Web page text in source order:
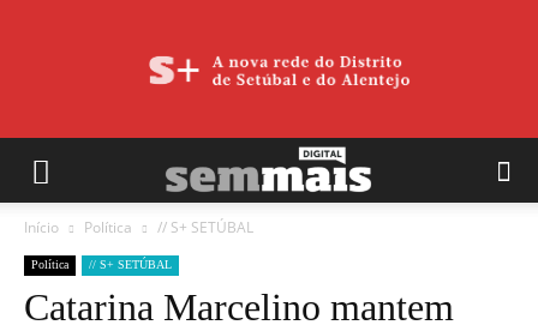
Início Política // S+ SETÚBAL
Política // S+ SETÚBAL
Catarina Marcelino mantem